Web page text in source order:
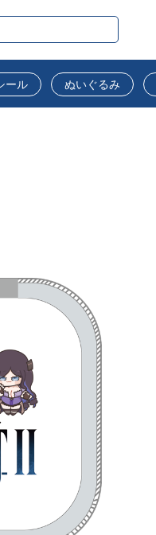
ール ぬいぐるみ